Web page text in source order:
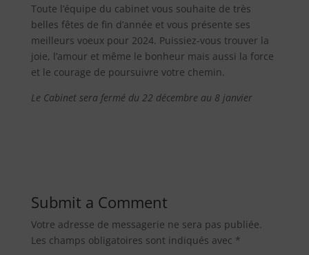
Toute l’équipe du cabinet vous souhaite de très
belles fêtes de fin d’année et vous présente ses
meilleurs voeux pour 2024. Puissiez-vous trouver la
joie, l’amour et même le bonheur mais aussi la force
et le courage de poursuivre votre chemin.
Le Cabinet sera fermé du 22 décembre au 8 janvier
Submit a Comment
Votre adresse de messagerie ne sera pas publiée.
Les champs obligatoires sont indiqués avec *